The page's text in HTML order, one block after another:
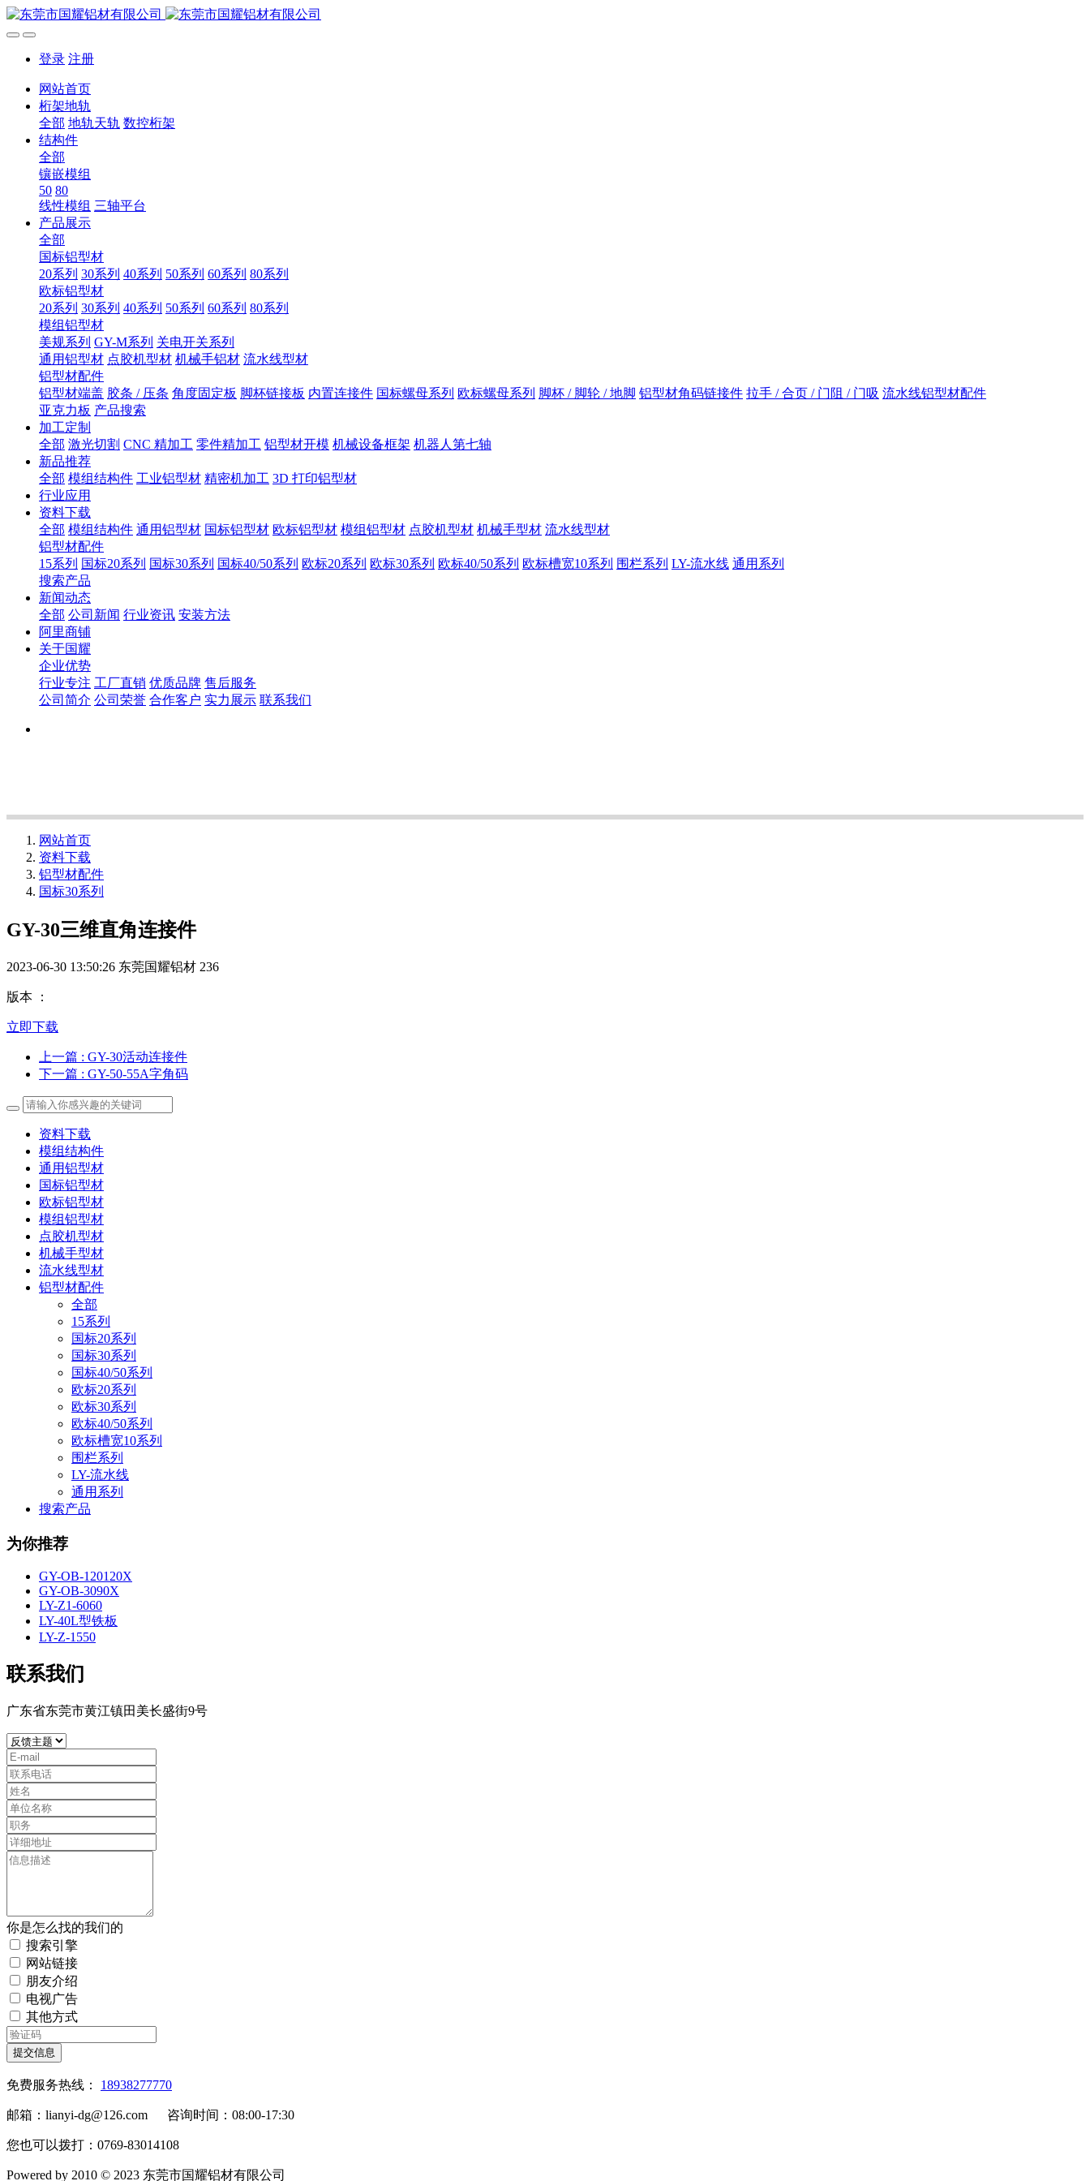
登录 注册
网站首页
桁架地轨
全部 地轨天轨 数控桁架
结构件
全部
镶嵌模组
50 80
线性模组 三轴平台
产品展示
全部
国标铝型材
20系列 30系列 40系列 50系列 60系列 80系列
欧标铝型材
20系列 30系列 40系列 50系列 60系列 80系列
模组铝型材
美规系列 GY-M系列 关电开关系列
通用铝型材 点胶机型材 机械手铝材 流水线型材
铝型材配件
铝型材端盖 胶条 / 压条 角度固定板 脚杯链接板 内置连接件 国标螺母系列 欧标螺母系列 脚杯 / 脚轮 / 地脚 铝型材角码链接件 拉手 / 合页 / 门阻 / 门吸 流水线铝型材配件
亚克力板 产品搜索
加工定制
全部 激光切割 CNC 精加工 零件精加工 铝型材开模 机械设备框架 机器人第七轴
新品推荐
全部 模组结构件 工业铝型材 精密机加工 3D 打印铝型材
行业应用
资料下载
全部 模组结构件 通用铝型材 国标铝型材 欧标铝型材 模组铝型材 点胶机型材 机械手型材 流水线型材
铝型材配件
15系列 国标20系列 国标30系列 国标40/50系列 欧标20系列 欧标30系列 欧标40/50系列 欧标槽宽10系列 围栏系列 LY-流水线 通用系列
搜索产品
新闻动态
全部 公司新闻 行业资讯 安装方法
阿里商铺
关于国耀
企业优势
行业专注 工厂直销 优质品牌 售后服务
公司简介 公司荣誉 合作客户 实力展示 联系我们
网站首页
资料下载
铝型材配件
国标30系列
GY-30三维直角连接件
2023-06-30 13:50:26 东莞国耀铝材 236
版本 ：
立即下载
上一篇 : GY-30活动连接件
下一篇 : GY-50-55A字角码
资料下载
模组结构件
通用铝型材
国标铝型材
欧标铝型材
模组铝型材
点胶机型材
机械手型材
流水线型材
铝型材配件
全部
15系列
国标20系列
国标30系列
国标40/50系列
欧标20系列
欧标30系列
欧标40/50系列
欧标槽宽10系列
围栏系列
LY-流水线
通用系列
搜索产品
为你推荐
GY-OB-120120X
GY-OB-3090X
LY-Z1-6060
LY-40L型铁板
LY-Z-1550
联系我们
广东省东莞市黄江镇田美长盛街9号
你是怎么找的我们的
搜索引擎
网站链接
朋友介绍
电视广告
其他方式
提交信息
免费服务热线： 18938277770
邮箱：lianyi-dg@126.com 咨询时间：08:00-17:30
您也可以拨打：0769-83014108
Powered by 2010 © 2023 东莞市国耀铝材有限公司